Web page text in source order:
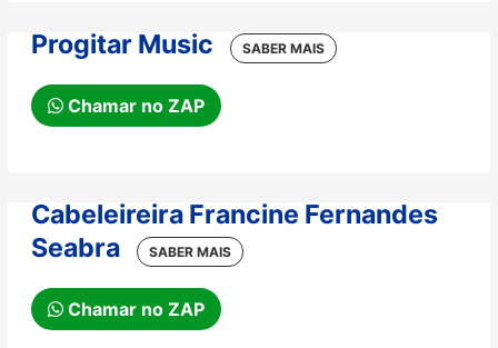
Progitar Music
Chamar no ZAP
Cabeleireira Francine Fernandes
Seabra
Chamar no ZAP